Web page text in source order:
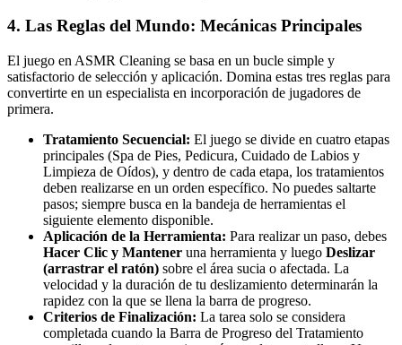
4. Las Reglas del Mundo: Mecánicas Principales
El juego en ASMR Cleaning se basa en un bucle simple y
satisfactorio de selección y aplicación. Domina estas tres reglas para
convertirte en un especialista en incorporación de jugadores de
primera.
Tratamiento Secuencial: El juego se divide en cuatro etapas
principales (Spa de Pies, Pedicura, Cuidado de Labios y
Limpieza de Oídos), y dentro de cada etapa, los tratamientos
deben realizarse en un orden específico. No puedes saltarte
pasos; siempre busca en la bandeja de herramientas el
siguiente elemento disponible.
Aplicación de la Herramienta: Para realizar un paso, debes
Hacer Clic y Mantener una herramienta y luego Deslizar
(arrastrar el ratón) sobre el área sucia o afectada. La
velocidad y la duración de tu deslizamiento determinarán la
rapidez con la que se llena la barra de progreso.
Criterios de Finalización: La tarea solo se considera
completada cuando la Barra de Progreso del Tratamiento